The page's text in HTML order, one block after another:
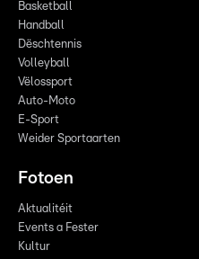
Basketball
Handball
Dëschtennis
Volleyball
Vëlossport
Auto-Moto
E-Sport
Weider Sportaarten
Fotoen
Aktualitéit
Events a Fester
Kultur